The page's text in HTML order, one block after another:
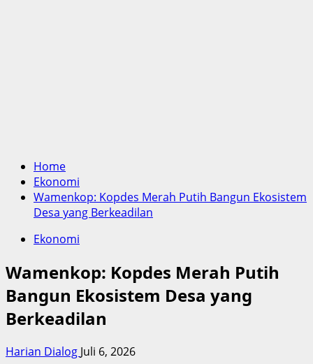
Home
Ekonomi
Wamenkop: Kopdes Merah Putih Bangun Ekosistem
Desa yang Berkeadilan
Ekonomi
Wamenkop: Kopdes Merah Putih
Bangun Ekosistem Desa yang
Berkeadilan
Harian Dialog Juli 6, 2026